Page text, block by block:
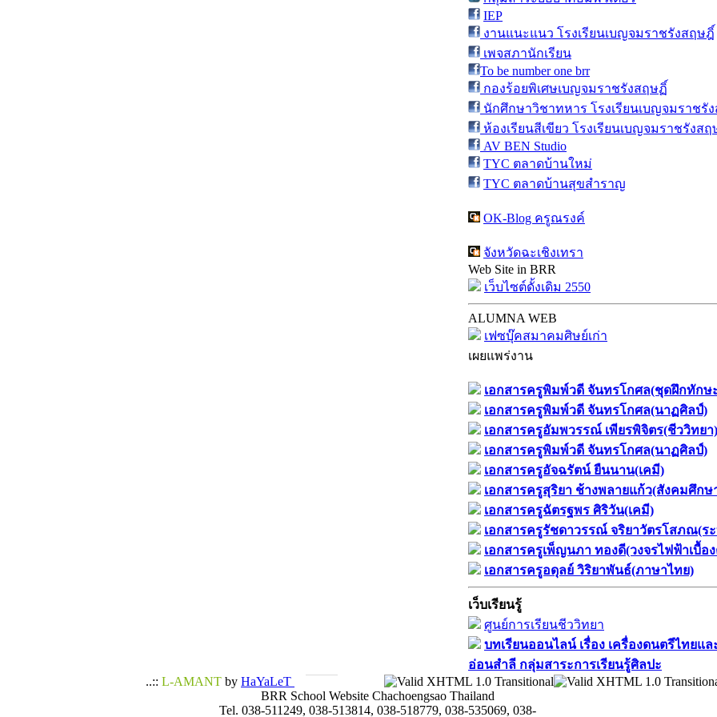
IEP
งานแนะแนว โรงเรียนเบญจมราชรังสฤษฎิ์
เพจสภานักเรียน
To be number one brr
กองร้อยพิเศษเบญจมราชรังสฤษฏิ์
นักศึกษาวิชาทหาร โรงเรียนเบญจมราชรั
ห้องเรียนสีเขียว โรงเรียนเบญจมราชรังสฤ
AV BEN Studio
TYC ตลาดบ้านใหม่
TYC ตลาดบ้านสุขสำราญ
OK-Blog ครูณรงค์
จังหวัดฉะเชิงเทรา
Web Site in BRR
เว็บไซต์ดั้งเดิม 2550
ALUMNA WEB
เฟซบุ๊คสมาคมศิษย์เก่า
เผยแพร่งาน
เอกสารครูพิมพ์วดี จันทรโกศล(ชุดฝึกทักษ
เอกสารครูพิมพ์วดี จันทรโกศล(นาฏศิลป์)
เอกสารครูอัมพวรรณ์ เพียรพิจิตร(ชีววิทยา)
เอกสารครูพิมพ์วดี จันทรโกศล(นาฏศิลป์)
เอกสารครูอัจฉรัตน์ ยืนนาน(เคมี)
เอกสารครูสุริยา ช้างพลายแก้ว(สังคมศึกษ
เอกสารครูฉัตรฐพร ศิริวัน(เคมี)
เอกสารครูรัชดาวรรณ์ จริยาวัตรโสภณ(ร
เอกสารครูเพ็ญนภา ทองดี(วงจรไฟฟ้าเบื้อ
เอกสารครูอดุลย์ วิริยาพันธ์(ภาษาไทย)
เว็บเรียนรู้
ศูนย์การเรียนชีววิทยา
บทเรียนออนไลน์​ เรื่อง​ เครื่องดนตรีไทย
อ่อนสำลี​ กลุ่มสาระการเรียนรู้ศิลปะ
..:: L-AMANT by HaYaLeT
BRR School Website Chachoengsao Thailand
Tel. 038-511249, 038-513814, 038-518779, 038-535069, 038-